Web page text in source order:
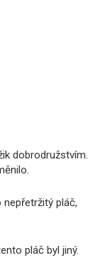
dobrodružstvím.
pláč,
pláč byl jiný.